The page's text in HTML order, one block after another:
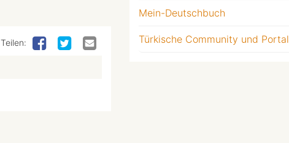
Teilen:
Mein-Deutschbuch
Türkische Community und Portal